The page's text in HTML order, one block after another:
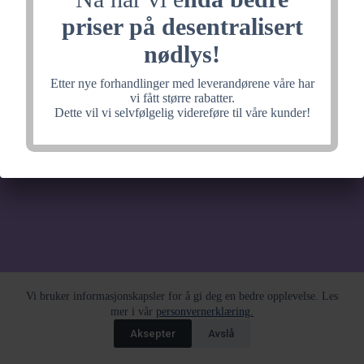
priser på desentralisert
nødlys!
Etter nye forhandlinger med leverandørene våre har
vi fått større rabatter.
Dette vil vi selvfølgelig videreføre til våre kunder!
Vi bruker informasjonskapsler for å gi deg en bedre opplevelse. Les
mer i vår personvernerklæring.
Aksepter
Avslå
noe fantastisk, velkommen
tilbake litt senere.